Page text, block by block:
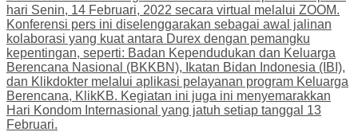
hari Senin, 14 Februari, 2022 secara virtual melalui ZOOM.
Konferensi pers ini diselenggarakan sebagai awal jalinan
kolaborasi yang kuat antara Durex dengan pemangku
kepentingan, seperti: Badan Kependudukan dan Keluarga
Berencana Nasional (BKKBN), Ikatan Bidan Indonesia (IBI),
dan Klikdokter melalui aplikasi pelayanan program Keluarga
Berencana, KlikKB. Kegiatan ini juga ini menyemarakkan
Hari Kondom Internasional yang jatuh setiap tanggal 13
Februari.